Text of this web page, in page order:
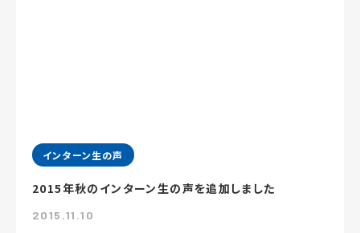
インターン生の声
2015年秋のインターン生の声を追加しました
2015.11.10